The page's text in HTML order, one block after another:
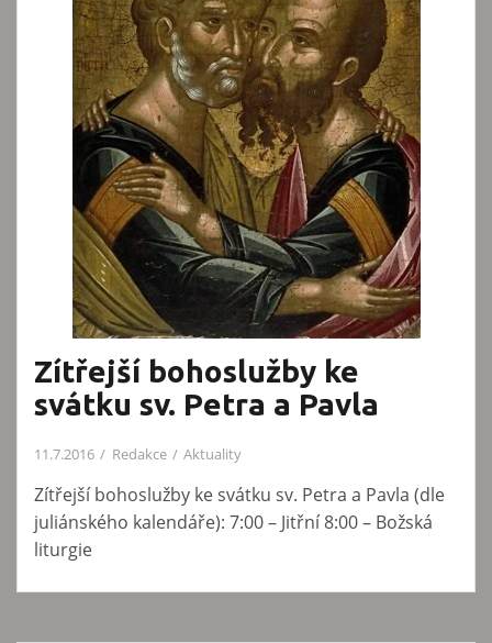
Zítřejší bohoslužby ke
svátku sv. Petra a Pavla
11.7.2016 Redakce Aktuality
Zítřejší bohoslužby ke svátku sv. Petra a Pavla (dle
juliánského kalendáře): 7:00 – Jitřní 8:00 – Božská
liturgie